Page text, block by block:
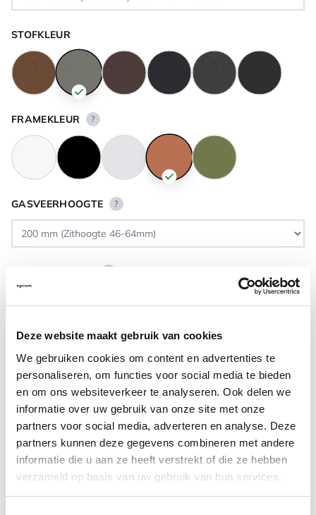
Deze website maakt gebruik van cookies
We gebruiken cookies om content en advertenties te
personaliseren, om functies voor social media te bieden
en om ons websiteverkeer te analyseren. Ook delen we
informatie over uw gebruik van onze site met onze
partners voor social media, adverteren en analyse. Deze
partners kunnen deze gegevens combineren met andere
informatie die u aan ze heeft verstrekt of die ze hebben
verzameld op basis van uw gebruik van hun services.
STOFKLEUR
FRAMEKLEUR ?
GASVEERHOOGTE ?
VOETENRING ?
VOETENSTER IN GEPOLIJST ALUMINIUM ?